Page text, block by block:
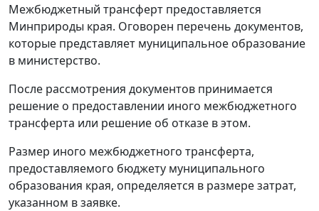
Межбюджетный трансферт предоставляется
Минприроды края. Оговорен перечень документов,
которые представляет муниципальное образование
в министерство.
После рассмотрения документов принимается
решение о предоставлении иного межбюджетного
трансферта или решение об отказе в этом.
Размер иного межбюджетного трансферта,
предоставляемого бюджету муниципального
образования края, определяется в размере затрат,
указанном в заявке.